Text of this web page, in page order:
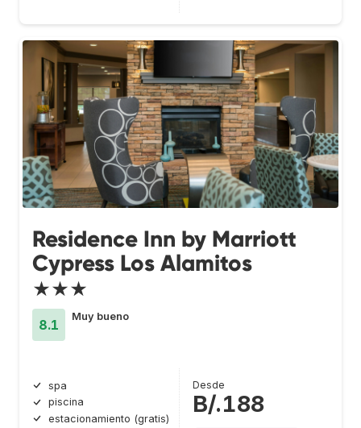
Residence Inn by Marriott
Cypress Los Alamitos
★★★
8.1
Muy bueno
spa
piscina
estacionamiento (gratis)
Desde
B/.188